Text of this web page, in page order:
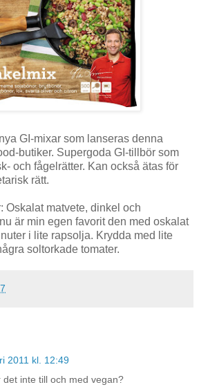
GI-mixar som lanseras denna
butiker. Supergoda GI-tillbör som
och fågelrätter. Kan också ätas för
rätt.
Oskalat matvete, dinkel och
är min egen favorit den med oskalat
i lite rapsolja. Krydda med lite
soltorkade tomater.
2011 kl. 12:49
det inte till och med vegan?